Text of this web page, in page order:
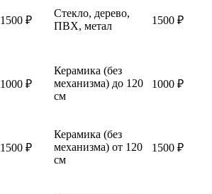
1500 ₽
Стекло, дерево,
ПВХ, метал
1500 ₽
1000 ₽
Керамика (без
механизма) до 120
см
1000 ₽
1500 ₽
Керамика (без
механизма) от 120
см
1500 ₽